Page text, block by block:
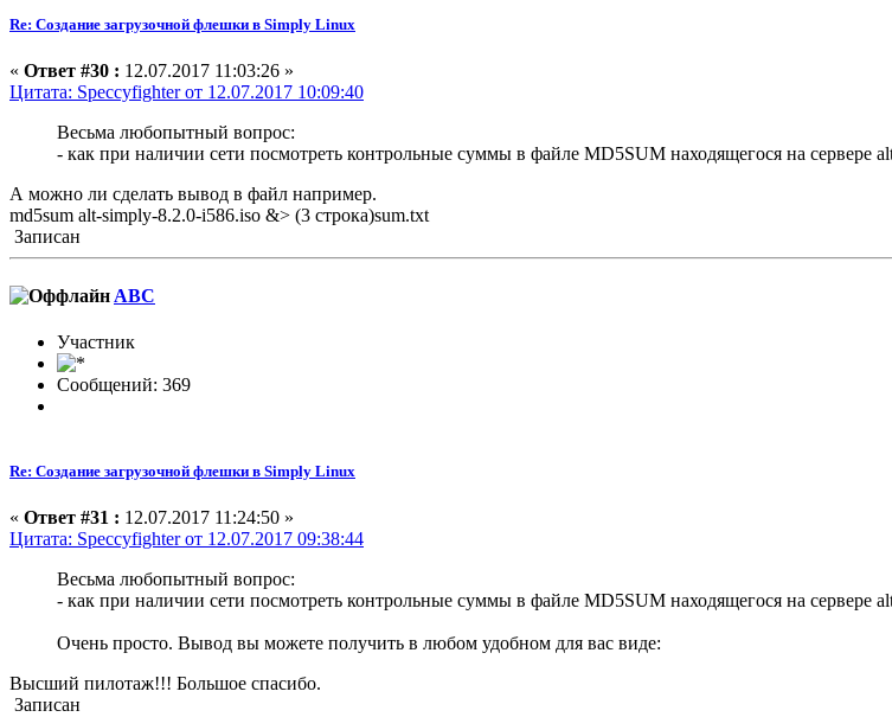
Re: Создание загрузочной флешки в Simply Linux
« Ответ #30 : 12.07.2017 11:03:26 »
Цитата: Speccyfighter от 12.07.2017 10:09:40
Весьма любопытный вопрос:
- как при наличии сети посмотреть контрольные суммы в файле MD5SUM находящегося на сервере
А можно ли сделать вывод в файл например.
md5sum alt-simply-8.2.0-i586.iso &> (3 строка)sum.txt
Записан
ABC
Участник
Сообщений: 369
Re: Создание загрузочной флешки в Simply Linux
« Ответ #31 : 12.07.2017 11:24:50 »
Цитата: Speccyfighter от 12.07.2017 09:38:44
Весьма любопытный вопрос:
- как при наличии сети посмотреть контрольные суммы в файле MD5SUM находящегося на сервере
Очень просто. Вывод вы можете получить в любом удобном для вас виде:
Высший пилотаж!!! Большое спасибо.
Записан